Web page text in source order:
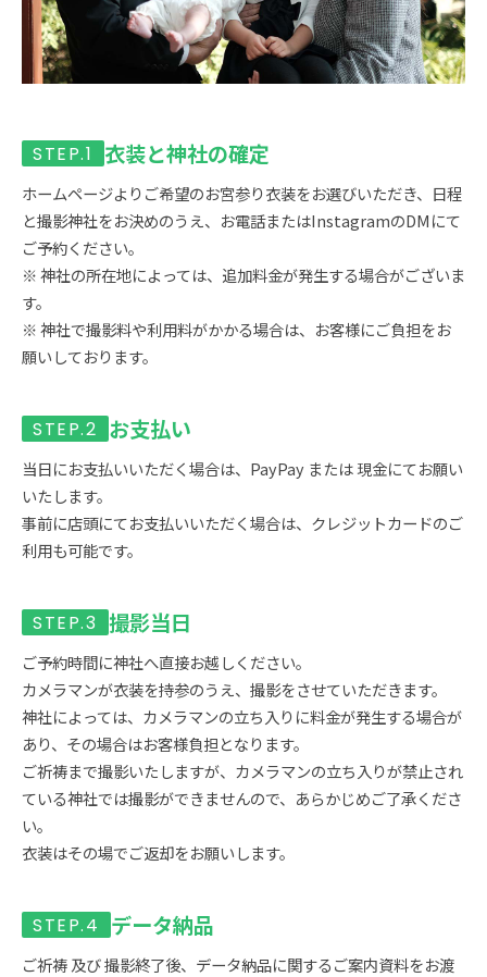
衣装と神社の確定
ホームページよりご希望のお宮参り衣装をお選びいただき、日程
と撮影神社をお決めのうえ、お電話またはInstagramのDMにて
ご予約ください。
※ 神社の所在地によっては、追加料金が発生する場合がございま
す。
※ 神社で撮影料や利用料がかかる場合は、お客様にご負担をお
願いしております。
お支払い
当日にお支払いいただく場合は、PayPay または 現金にてお願い
いたします。
事前に店頭にてお支払いいただく場合は、クレジットカードのご
利用も可能です。
撮影当日
ご予約時間に神社へ直接お越しください。
カメラマンが衣装を持参のうえ、撮影をさせていただきます。
神社によっては、カメラマンの立ち入りに料金が発生する場合が
あり、その場合はお客様負担となります。
ご祈祷まで撮影いたしますが、カメラマンの立ち入りが禁止され
ている神社では撮影ができませんので、あらかじめご了承くださ
い。
衣装はその場でご返却をお願いします。
データ納品
ご祈祷 及び 撮影終了後、データ納品に関するご案内資料をお渡